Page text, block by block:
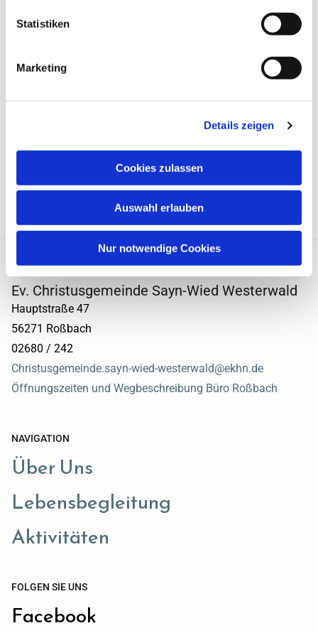
Statistiken
Marketing
Details zeigen
Cookies zulassen
Auswahl erlauben
Nur notwendige Cookies
Ev. Christusgemeinde Sayn-Wied Westerwald
Hauptstraße 47
56271 Roßbach
02680 / 242
Christusgemeinde.sayn-wied-westerwald@ekhn.de
Öffnungszeiten und Wegbeschreibung Büro Roßbach
NAVIGATION
Über Uns
Lebensbegleitung
Aktivitäten
FOLGEN SIE UNS
Facebook